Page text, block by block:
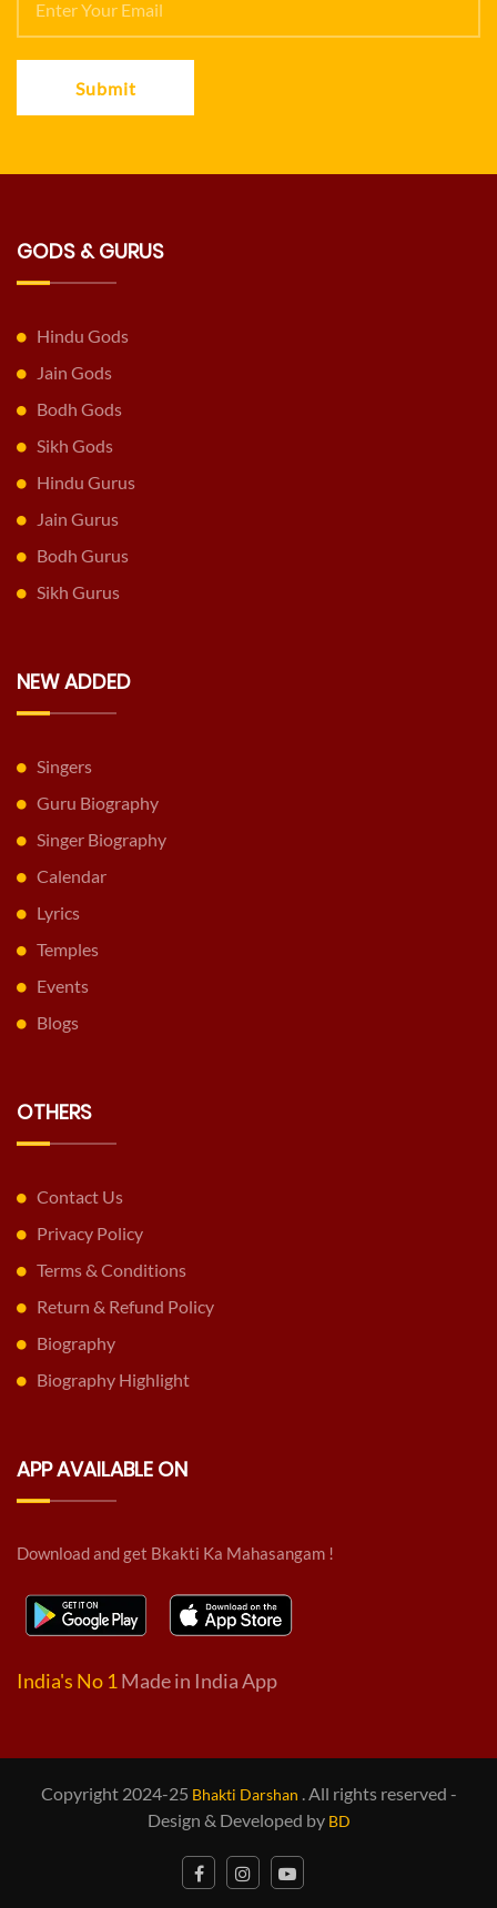
Submit
GODS & GURUS
Hindu Gods
Jain Gods
Bodh Gods
Sikh Gods
Hindu Gurus
Jain Gurus
Bodh Gurus
Sikh Gurus
NEW ADDED
Singers
Guru Biography
Singer Biography
Calendar
Lyrics
Temples
Events
Blogs
OTHERS
Contact Us
Privacy Policy
Terms & Conditions
Return & Refund Policy
Biography
Biography Highlight
APP AVAILABLE ON
Download and get Bkakti Ka Mahasangam !
India's No 1 Made in India App
Copyright 2024-25 Bhakti Darshan . All rights reserved -
Design & Developed by BD